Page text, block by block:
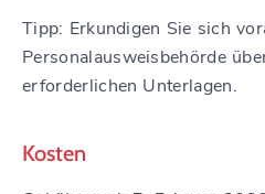
Tipp: Erkundigen Sie sich
Personalausweisbehörde
erforderlichen Unterlagen.
Kosten